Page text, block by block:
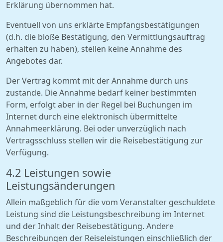
Erklärung übernommen hat.
Eventuell von uns erklärte Empfangsbestätigungen
(d.h. die bloße Bestätigung, den Vermittlungsauftrag
erhalten zu haben), stellen keine Annahme des
Angebotes dar.
Der Vertrag kommt mit der Annahme durch uns
zustande. Die Annahme bedarf keiner bestimmten
Form, erfolgt aber in der Regel bei Buchungen im
Internet durch eine elektronisch übermittelte
Annahmeerklärung. Bei oder unverzüglich nach
Vertragsschluss stellen wir die Reisebestätigung zur
Verfügung.
4.2 Leistungen sowie
Leistungsänderungen
Allein maßgeblich für die vom Veranstalter geschuldete
Leistung sind die Leistungsbeschreibung im Internet
und der Inhalt der Reisebestätigung. Andere
Beschreibungen der Reiseleistungen einschließlich der